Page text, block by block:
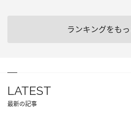
ランキングをも
LATEST
最新の記事